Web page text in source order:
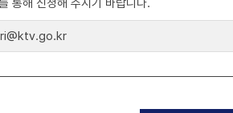
통해 신청해 주시기 바랍니다.